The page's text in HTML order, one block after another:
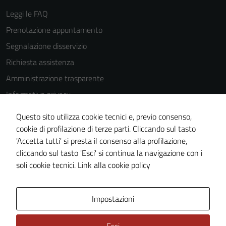
Leggi le FAQ
Prenotazione appuntamento
Segnalazione disservizio
Richiesta assistenza
Amministrazione trasparente
Informativa privacy
Cookie Policy
Note legali
Dichiarazione di accessibilità
Piano di miglioramento del sito
Questo sito utilizza cookie tecnici e, previo consenso,
cookie di profilazione di terze parti. Cliccando sul tasto
'Accetta tutti' si presta il consenso alla profilazione,
cliccando sul tasto 'Esci' si continua la navigazione con i
soli cookie tecnici. Link alla cookie policy
Impostazioni